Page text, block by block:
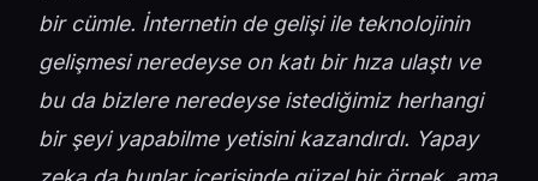
bir cümle. İnternetin de gelişi ile teknolojinin
gelişmesi neredeyse on katı bir hıza ulaştı ve
bu da bizlere neredeyse istediğimiz herhangi
bir şeyi yapabilme yetisini kazandırdı. Yapay